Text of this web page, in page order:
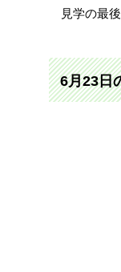
見学の最
6月23日